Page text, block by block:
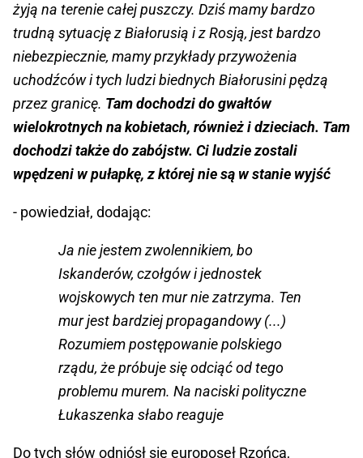
żyją na terenie całej puszczy. Dziś mamy bardzo
trudną sytuację z Białorusią i z Rosją, jest bardzo
niebezpiecznie, mamy przykłady przywożenia
uchodźców i tych ludzi biednych Białorusini pędzą
przez granicę. Tam dochodzi do gwałtów
wielokrotnych na kobietach, również i dzieciach. Tam
dochodzi także do zabójstw. Ci ludzie zostali
wpędzeni w pułapkę, z której nie są w stanie wyjść
- powiedział, dodając:
Ja nie jestem zwolennikiem, bo
Iskanderów, czołgów i jednostek
wojskowych ten mur nie zatrzyma. Ten
mur jest bardziej propagandowy (...)
Rozumiem postępowanie polskiego
rządu, że próbuje się odciąć od tego
problemu murem. Na naciski polityczne
Łukaszenka słabo reaguje
Do tych słów odniósł się europoseł Rzońca,